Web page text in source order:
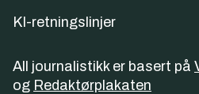
KI-retningslinjer
All journalistikk er basert på
og Redaktørplakaten